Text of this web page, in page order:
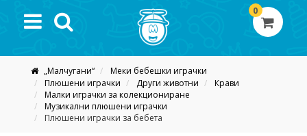
0
„Малчугани“
Меки бебешки играчки
Плюшени играчки
Други животни
Крави
Малки играчки за колекциониране
Музикални плюшени играчки
Плюшени играчки за бебета